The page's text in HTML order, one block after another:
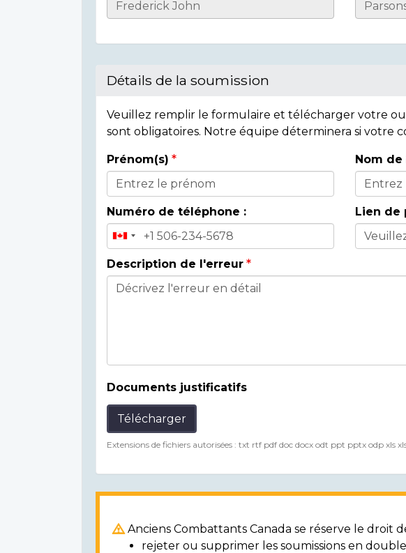
Casualty
Détails de la soumission
Veuillez remplir le formulaire et télécharger votre ou
sont obligatoires. Notre équipe déterminera si votre
Donor
Details
Prénom(s) Nom
Numéro de téléphone : Lien de
Description de l'erreur
Documents justificatifs
Télécharger
Extensions de fichiers autorisées : txt rtf pdf doc docx odt ppt pptx odp xls
Anciens Combattants Canada se réserve le droit
rejeter ou supprimer les soumissions en